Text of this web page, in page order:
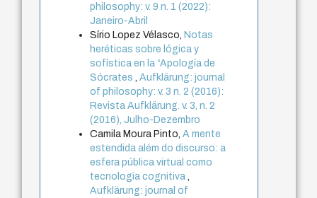
philosophy: v. 9 n. 1 (2022):
Janeiro-Abril
Sírio Lopez Vélasco, Notas
heréticas sobre lógica y
sofística en la “Apología de
Sócrates
,Aufklärung: journal
of philosophy: v. 3 n. 2 (2016):
Revista Aufklärung. v. 3, n. 2
(2016), Julho-Dezembro
Camila Moura Pinto,A mente
estendida além do discurso: a
esfera pública virtual como
tecnologia cognitiva
Aufklärung: journal of